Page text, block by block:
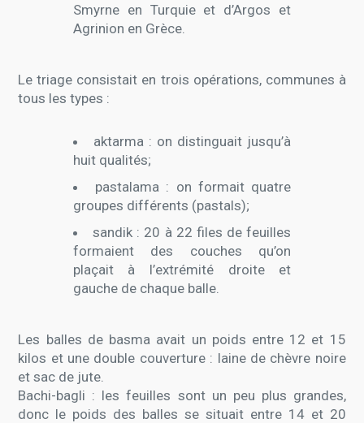
Smyrne en Turquie et d’Argos et
Agrinion en Grèce.
Le triage consistait en trois opérations, communes à
tous les types :
aktarma : on distinguait jusqu’à
huit qualités;
pastalama : on formait quatre
groupes différents (pastals);
sandik : 20 à 22 files de feuilles
formaient des couches qu’on
plaçait à l’extrémité droite et
gauche de chaque balle.
Les balles de basma avait un poids entre 12 et 15
kilos et une double couverture : laine de chèvre noire
et sac de jute.
Bachi-bagli : les feuilles sont un peu plus grandes,
donc le poids des balles se situait entre 14 et 20